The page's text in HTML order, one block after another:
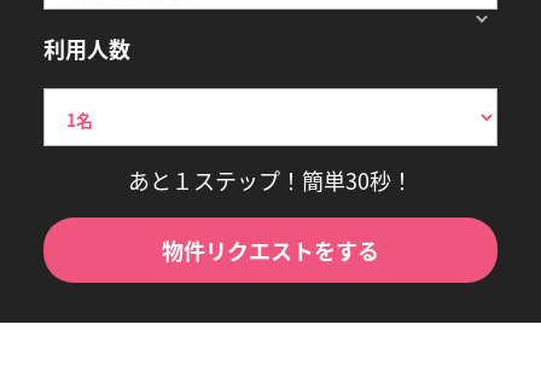
利用人数
あと１ステップ！簡単30秒！
物件リクエストをする